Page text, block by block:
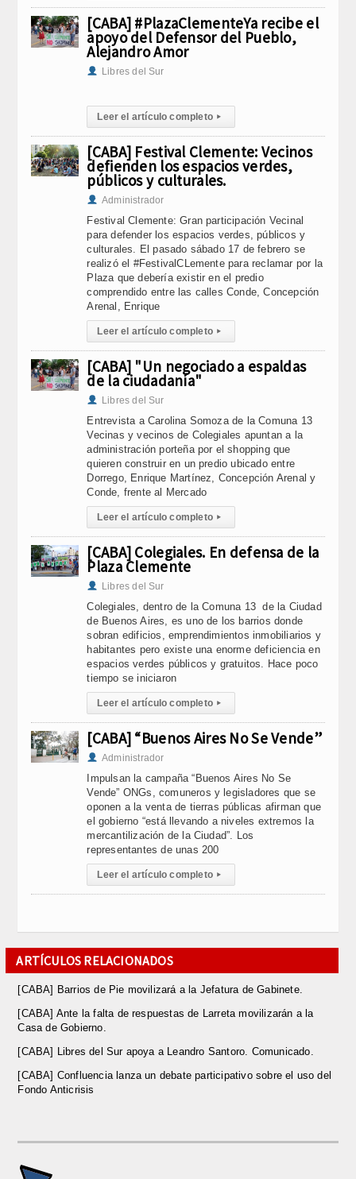
[CABA] #PlazaClementeYa recibe el
apoyo del Defensor del Pueblo,
Alejandro Amor
Libres del Sur
Leer el artículo completo ▸
[CABA] Festival Clemente: Vecinos
defienden los espacios verdes,
públicos y culturales.
Administrador
Festival Clemente: Gran participación Vecinal
para defender los espacios verdes, públicos y
culturales. El pasado sábado 17 de febrero se
realizó el #FestivalCLemente para reclamar por la
Plaza que debería existir en el predio
comprendido entre las calles Conde, Concepción
Arenal, Enrique
Leer el artículo completo ▸
[CABA] "Un negociado a espaldas
de la ciudadanía"
Libres del Sur
Entrevista a Carolina Somoza de la Comuna 13
Vecinas y vecinos de Colegiales apuntan a la
administración porteña por el shopping que
quieren construir en un predio ubicado entre
Dorrego, Enrique Martínez, Concepción Arenal y
Conde, frente al Mercado
Leer el artículo completo ▸
[CABA] Colegiales. En defensa de la
Plaza Clemente
Libres del Sur
Colegiales, dentro de la Comuna 13 de la Ciudad
de Buenos Aires, es uno de los barrios donde
sobran edificios, emprendimientos inmobiliarios y
habitantes pero existe una enorme deficiencia en
espacios verdes públicos y gratuitos. Hace poco
tiempo se iniciaron
Leer el artículo completo ▸
[CABA] “Buenos Aires No Se Vende”
Administrador
Impulsan la campaña “Buenos Aires No Se
Vende” ONGs, comuneros y legisladores que se
oponen a la venta de tierras públicas afirman que
el gobierno “está llevando a niveles extremos la
mercantilización de la Ciudad”. Los
representantes de unas 200
Leer el artículo completo ▸
ARTÍCULOS RELACIONADOS
[CABA] Barrios de Pie movilizará a la Jefatura de Gabinete.
[CABA] Ante la falta de respuestas de Larreta movilizarán a la
Casa de Gobierno.
[CABA] Libres del Sur apoya a Leandro Santoro. Comunicado.
[CABA] Confluencia lanza un debate participativo sobre el uso del
Fondo Anticrisis